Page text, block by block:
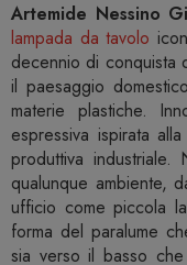
Artemide Nessino
lampada da tavolo
decennio di conquista
il paesaggio
materie plastiche.
espressiva ispirata
produttiva industriale.
qualunque ambiente,
ufficio come piccola
forma del paralume
sia verso il basso